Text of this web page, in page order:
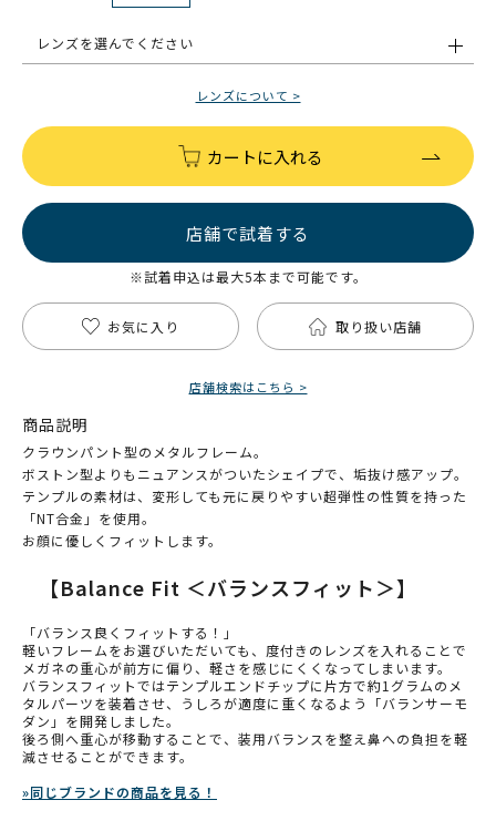
レンズを選んでください
レンズについて >
カートに入れる
店舗で試着する
※試着申込は最大5本まで可能です。
お気に入り 取り扱い店舗
店舗検索はこちら >
商品説明
クラウンパント型のメタルフレーム。
ボストン型よりもニュアンスがついたシェイプで、垢抜け感アップ。
テンプルの素材は、変形しても元に戻りやすい超弾性の性質を持った
「NT合金」を使用。
お顔に優しくフィットします。
【Balance Fit ＜バランスフィット＞】
「バランス良くフィットする！」
軽いフレームをお選びいただいても、度付きのレンズを入れることで
メガネの重心が前方に偏り、軽さを感じにくくなってしまいます。
バランスフィットではテンプルエンドチップに片方で約1グラムのメ
タルパーツを装着させ、うしろが適度に重くなるよう「バランサーモ
ダン」を開発しました。
後ろ側へ重心が移動することで、装用バランスを整え鼻への負担を軽
減させることができます。
»同じブランドの商品を見る！